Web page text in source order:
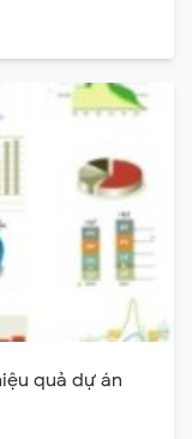
quả dự án